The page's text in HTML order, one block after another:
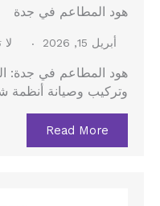
هود المطاعم في جدة
أبريل 15, 2026
هود المطاعم في جدة:
وتركيب وصيانة أنظمة
Read More